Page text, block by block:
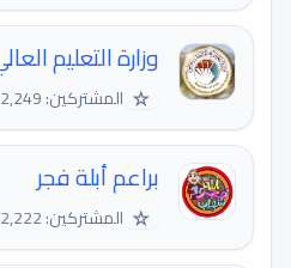
وزارة التعليم
☆ المشتركين: 322,249
براعم أبلة فجر
☆ المشتركين: 12,222